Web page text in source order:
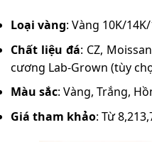
Loại vàng: Vàng 10K/
Chất liệu đá: CZ,
cương Lab-Grown (tùy
Màu sắc: Vàng, Trắng,
Giá tham khảo: Từ